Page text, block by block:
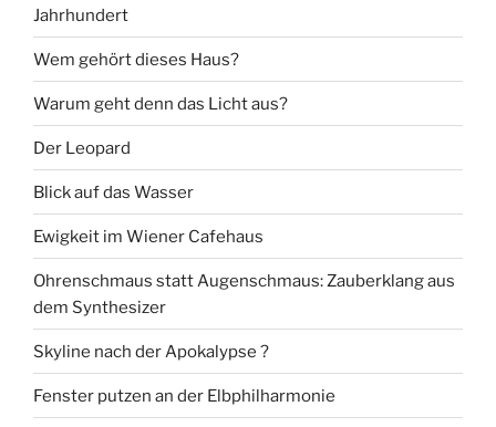
Jahrhundert
Wem gehört dieses Haus?
Warum geht denn das Licht aus?
Der Leopard
Blick auf das Wasser
Ewigkeit im Wiener Cafehaus
Ohrenschmaus statt Augenschmaus: Zauberklang aus
dem Synthesizer
Skyline nach der Apokalypse ?
Fenster putzen an der Elbphilharmonie